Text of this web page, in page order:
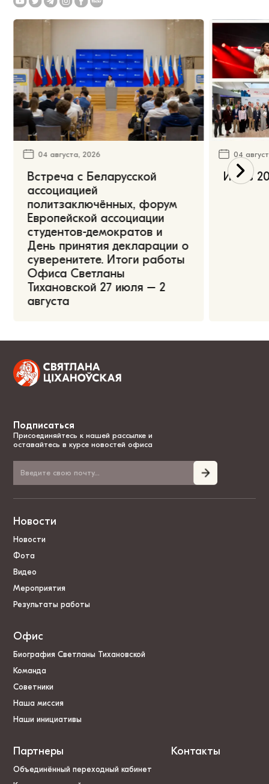
04 августа, 2026
Встреча с Беларусской
ассоциацией
политзаключённых, форум
Европейской ассоциации
студентов-демократов и
День принятия декларации о
суверенитете. Итоги работы
Офиса Светланы
Тихановской 27 июля – 2
августа
04
Июль
Подписаться
Присоединяйтесь к нашей рассылке и
оставайтесь в курсе новостей офиса
Новости
Новости
Фота
Видео
Мероприятия
Результаты работы
Офис
Биография Светланы Тихановской
Команда
Советники
Наша миссия
Наши инициативы
Партнеры
Объединённый переходный кабинет
Контакты